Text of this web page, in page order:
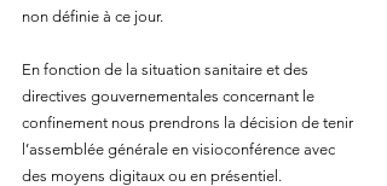
non définie à ce jour.
En fonction de la situation sanitaire et des
directives gouvernementales concernant le
confinement nous prendrons la décision de tenir
l’assemblée générale en visioconférence avec
des moyens digitaux ou en présentiel.